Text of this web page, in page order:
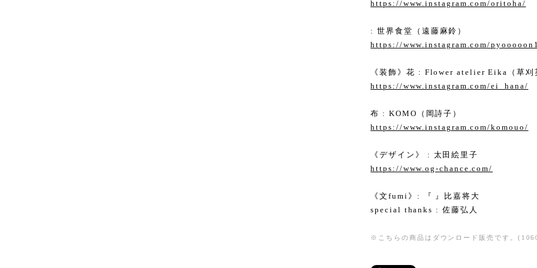
https://www.instagram.com/oritoha/
: 世界食堂（遠藤麻鈴）
https://www.instagram.com/
《装飾》花 : Flower atelier Eika（草刈
https://www.instagram.com/ei_hana/
布 : KOMO（岡詩子）
https://www.instagram.com/komouo/
《デザイン》 : 太田絵里子
https://www.og-chance.com/
《文fumi》: 『 』比嘉将大
special thanks : 佐藤弘人
※こちらの商品はダウンロード販売です。